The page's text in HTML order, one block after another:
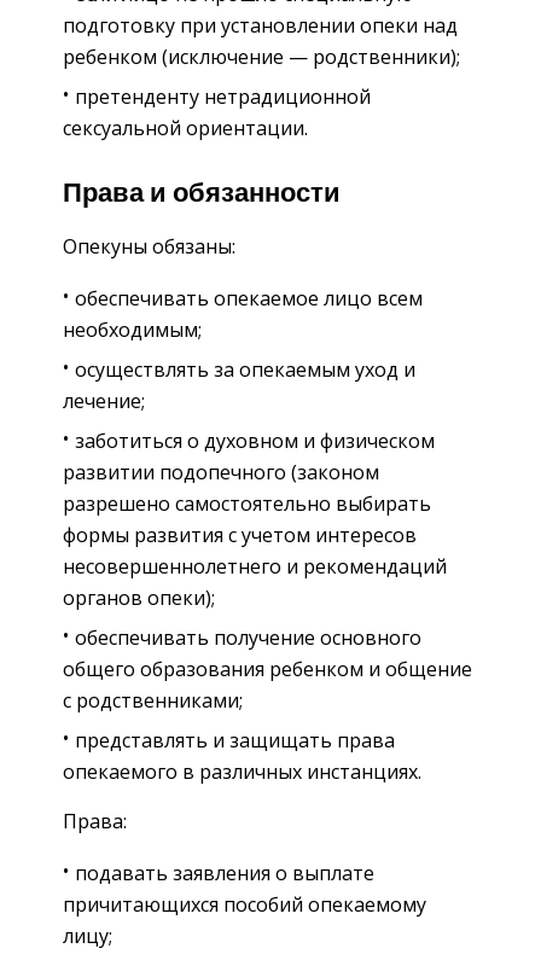
подготовку при установлении опеки над
ребенком (исключение — родственники);
претенденту нетрадиционной
сексуальной ориентации.
Права и обязанности
Опекуны обязаны:
обеспечивать опекаемое лицо всем
необходимым;
осуществлять за опекаемым уход и
лечение;
заботиться о духовном и физическом
развитии подопечного (законом
разрешено самостоятельно выбирать
формы развития с учетом интересов
несовершеннолетнего и рекомендаций
органов опеки);
обеспечивать получение основного
общего образования ребенком и общение
с родственниками;
представлять и защищать права
опекаемого в различных инстанциях.
Права:
подавать заявления о выплате
причитающихся пособий опекаемому
лицу;